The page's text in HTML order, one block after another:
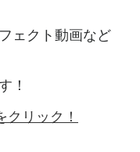
ェクト動画など
！
リック！